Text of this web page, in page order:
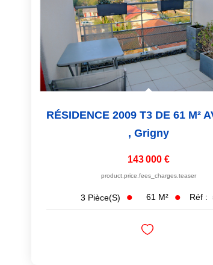
,Grigny
143 000 €
product.price.fees_charges.teaser
3 Pièce(s) 61 M² Réf :